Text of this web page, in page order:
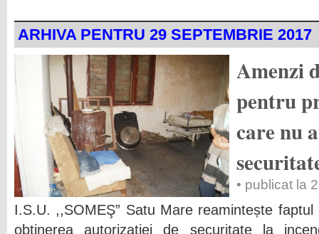
ARHIVA PENTRU 29 SEPTEMBRIE 2017
Amenzi
pentru
care nu
• publicat la
I.S.U. ,,SOMEŞ” Satu Mare reamintește
obținerea autorizației de securitate la